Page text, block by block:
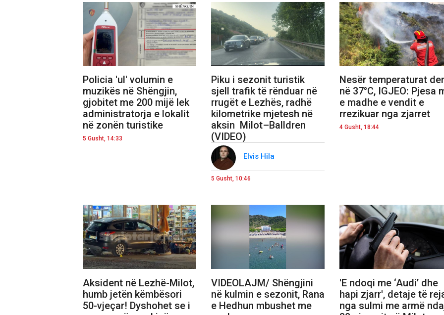
Policia 'ul' volumin e
muzikës në Shëngjin,
gjobitet me 200 mijë lek
administratorja e lokalit
në zonën turistike
5 Gusht, 14:33
Piku i sezonit turistik
sjell trafik të rënduar në
rrugët e Lezhës, radhë
kilometrike mjetesh në
aksin Milot–Balldren
(VIDEO)
Elvis Hila
5 Gusht, 10:46
Nesër temperaturat
në 37°C, IGJEO: Pjesa
e madhe e vendit e
rrezikuar nga zjarret
4 Gusht, 18:44
Aksident në Lezhë-Milot,
humb jetën këmbësori
50-vjeçar! Dyshohet se i
VIDEOLAJM/ Shëngjini
në kulmin e sezonit, Rana
e Hedhun mbushet me
'E ndoqi me ‘Audi’ dhe
hapi zjarr', detaje të
nga sulmi me armë